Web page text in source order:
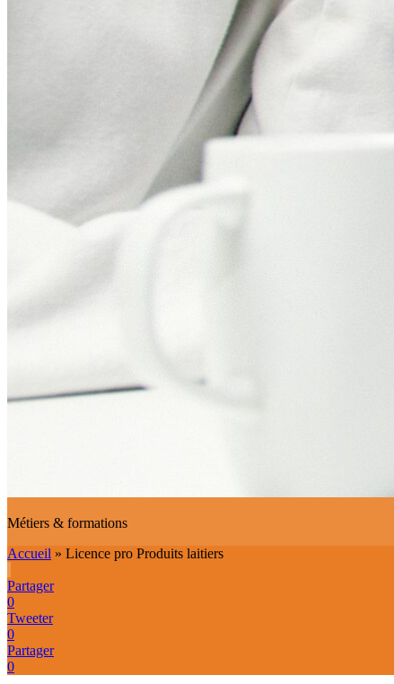
Métiers & formations
Accueil » Licence pro Produits laitiers
Partager
0
Tweeter
0
Partager
0